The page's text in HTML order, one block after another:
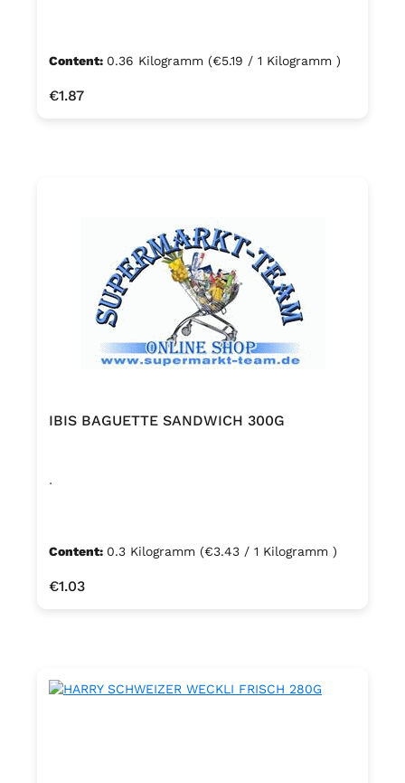
Content: 0.36 Kilogramm (€5.19 / 1 Kilogramm )
Regular price:
€1.87
IBIS BAGUETTE SANDWICH 300G
.
Content: 0.3 Kilogramm (€3.43 / 1 Kilogramm )
Regular price:
€1.03